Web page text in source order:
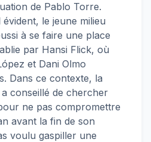
de Pablo Torre.
le jeune milieu
à se faire une place
par Hansi Flick, où
et Dani Olmo
Dans ce contexte, la
conseillé de chercher
ne pas compromettre
avant la fin de son
voulu gaspiller une